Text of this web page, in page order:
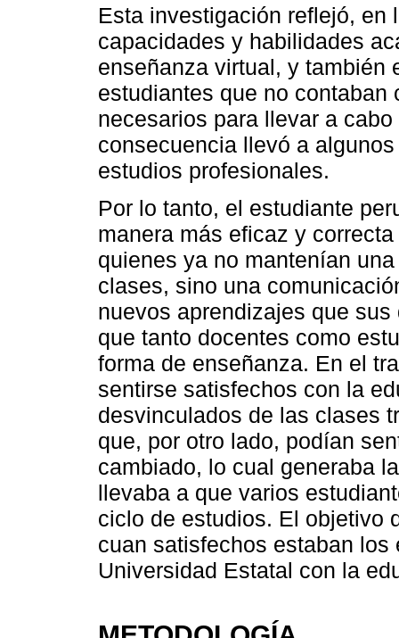
Esta investigación reflejó, en
capacidades y habilidades
enseñanza virtual, y también
estudiantes que no
necesarios para llevar a
consecuencia llevó a
estudios profesionales.
Por lo tanto, el estudiante
manera más eficaz y
quienes ya no mantenían
clases, sino una
nuevos aprendizajes que
que tanto docentes como
forma de enseñanza. En el
sentirse satisfechos con la
desvinculados de las clases
que, por otro lado, podían
cambiado, lo cual generaba
llevaba a que varios
ciclo de estudios. El objetivo
cuan satisfechos estaban
Universidad Estatal con la